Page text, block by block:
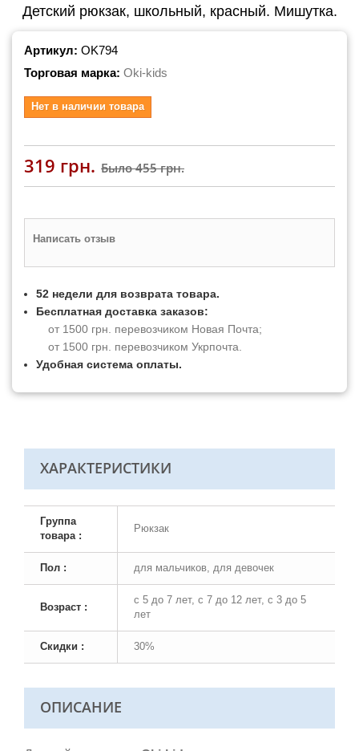
Детский рюкзак, школьный, красный. Мишутка.
Артикул: OK794
Торговая марка: Oki-kids
Нет в наличии товара
319 грн. Было455 грн.
Написать отзыв
52 недели для возврата товара.
Бесплатная доставка заказов:
от 1500 грн. перевозчиком Новая Почта;
от 1500 грн. перевозчиком Укрпочта.
Удобная система оплаты.
ХАРАКТЕРИСТИКИ
Группа
товара :
Рюкзак
Пол : для мальчиков, для девочек
Возраст :
с 5 до 7 лет, с 7 до 12 лет, с 3 до 5
лет
Скидки : 30%
ОПИСАНИЕ